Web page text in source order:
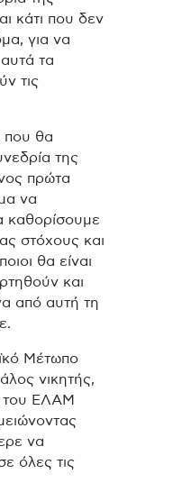
κάτι που δεν
για να
τα
τις
που θα
της
πρώτα
να
καθορίσουμε
στόχους και
θα είναι
και
από αυτή τη
Μέτωπο
νικητής,
του ΕΛΑΜ
να
όλες τις